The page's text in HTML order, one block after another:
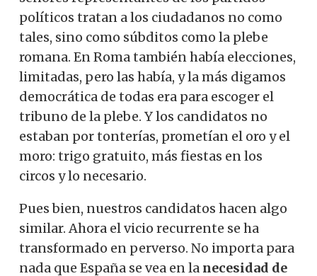
políticos tratan a los ciudadanos no como
tales, sino como súbditos como la plebe
romana. En Roma también había elecciones,
limitadas, pero las había, y la más digamos
democrática de todas era para escoger el
tribuno de la plebe. Y los candidatos no
estaban por tonterías, prometían el oro y el
moro: trigo gratuito, más fiestas en los
circos y lo necesario.
Pues bien, nuestros candidatos hacen algo
similar. Ahora el vicio recurrente se ha
transformado en perverso. No importa para
nada que España se vea en la necesidad de